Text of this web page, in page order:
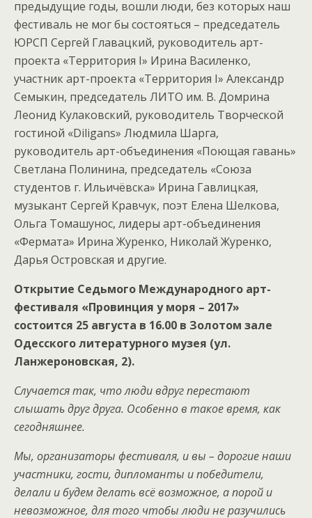
предыдущие годы, вошли люди, без которых наш
фестиваль не мог бы состояться – председатель
ЮРСП Сергей Главацкий, руководитель арт-
проекта «Территория I» Ирина Василенко,
участник арт-проекта «Территория I» Александр
Семыкин, председатель ЛИТО им. В. Домрина
Леонид Кулаковский, руководитель Творческой
гостиной «Diligans» Людмила Шарга,
руководитель арт-объединения «Поющая гавань»
Светлана Полинина, председатель «Союза
студентов г. Ильичёвска» Ирина Гавлицкая,
музыкант Сергей Кравчук, поэт Елена Шелкова,
Ольга Томашунос, лидеры арт-объединения
«Фермата» Ирина Журенко, Николай Журенко,
Дарья Островская и другие.
Открытие Седьмого Международного арт-
фестиваля «Провинция у моря – 2017»
состоится 25 августа в 16.00 в Золотом зале
Одесского литературного музея (ул.
Ланжероновская, 2).
Случается так, что люди вдруг перестают
слышать друг друга. Особенно в такое время, как
сегодняшнее.
Мы, организаторы фестиваля, и вы – дорогие наши
участники, гости, дипломанты и победители,
делали и будем делать всё возможное, а порой и
невозможное, для того чтобы люди не разучились